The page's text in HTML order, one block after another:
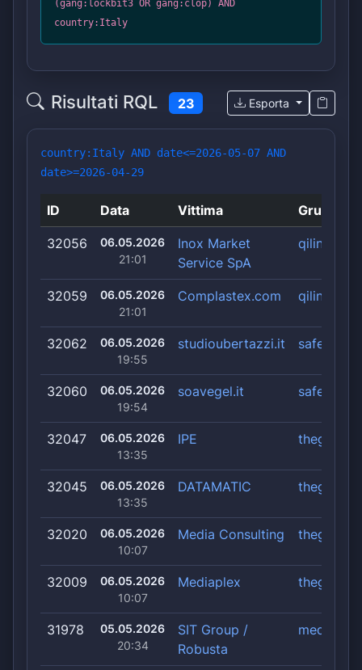
(gang:lockbit3 OR gang:clop) AND
country:Italy
Risultati RQL 23 Esporta
country:Italy AND date<=2026-05-07 AND
date>=2026-04-29
ID Data Vittima Gruppo
32056
06.05.2026
21:01
Inox Market
Service SpA
qilin
32059
06.05.2026
21:01
Complastex.com qilin
32062
06.05.2026
19:55
studioubertazzi.it safepay
32060
06.05.2026
19:54
soavegel.it safepay
32047
06.05.2026
13:35
IPE
32045
06.05.2026
13:35
DATAMATIC
32020
06.05.2026
10:07
Media Consulting
32009
06.05.2026
10:07
Mediaplex
31978
05.05.2026
20:34
SIT Group /
Robusta